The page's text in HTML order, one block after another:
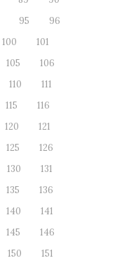
95
96
100
101
105
106
110
111
115
116
120
121
125
126
130
131
135
136
140
141
145
146
150
151